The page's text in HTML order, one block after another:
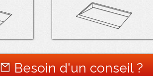
Besoin d'un conseil ?